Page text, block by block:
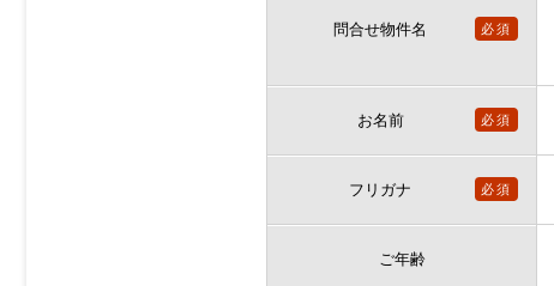
問合せ物件名 必須
お名前 必須
フリガナ 必須
ご年齢